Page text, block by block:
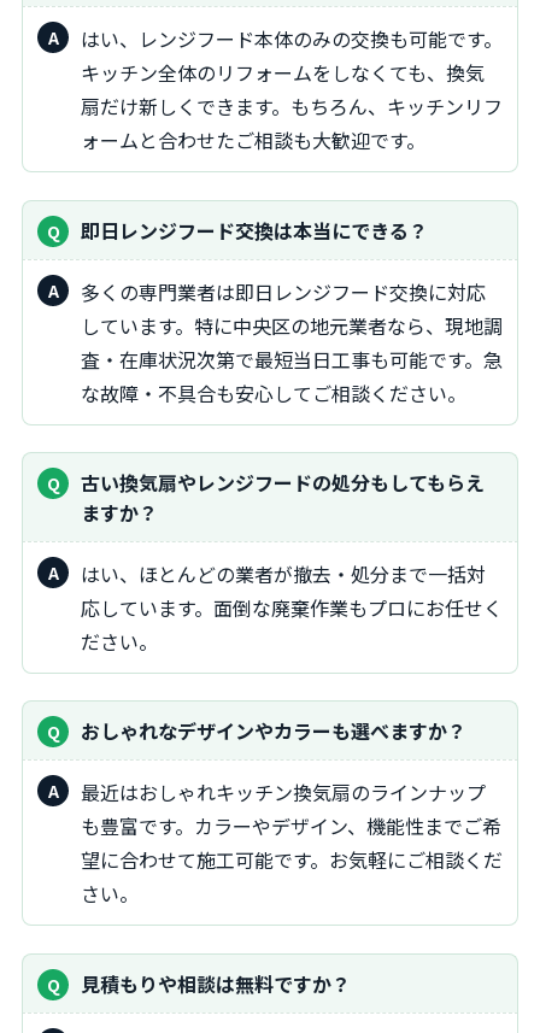
はい、レンジフード本体のみの交換も可能です。
キッチン全体のリフォームをしなくても、換気
扇だけ新しくできます。もちろん、キッチンリフ
ォームと合わせたご相談も大歓迎です。
即日レンジフード交換は本当にできる？
多くの専門業者は即日レンジフード交換に対応
しています。特に中央区の地元業者なら、現地調
査・在庫状況次第で最短当日工事も可能です。急
な故障・不具合も安心してご相談ください。
古い換気扇やレンジフードの処分もしてもらえ
ますか？
はい、ほとんどの業者が撤去・処分まで一括対
応しています。面倒な廃棄作業もプロにお任せく
ださい。
おしゃれなデザインやカラーも選べますか？
最近はおしゃれキッチン換気扇のラインナップ
も豊富です。カラーやデザイン、機能性までご希
望に合わせて施工可能です。お気軽にご相談くだ
さい。
見積もりや相談は無料ですか？